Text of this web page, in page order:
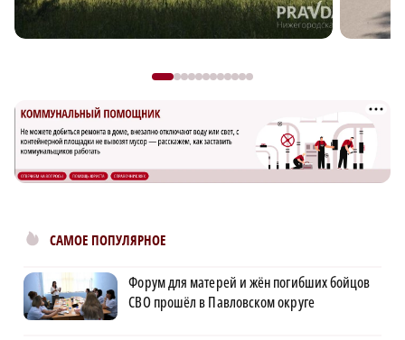
САМОЕ ПОПУЛЯРНОЕ
Форум для матерей и жён погибших бойцов
СВО прошёл в Павловском округе